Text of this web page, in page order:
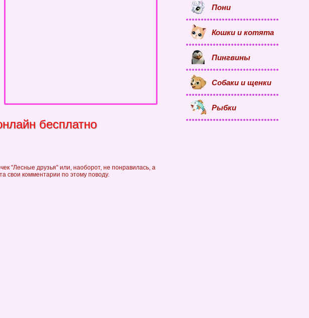
бесплатно
"Лесные друзья" или, наоборот, не понравилась, а
свои комментарии по этому поводу.
Пони
Кошки и котята
Пингвины
Собаки и щенки
Рыбки